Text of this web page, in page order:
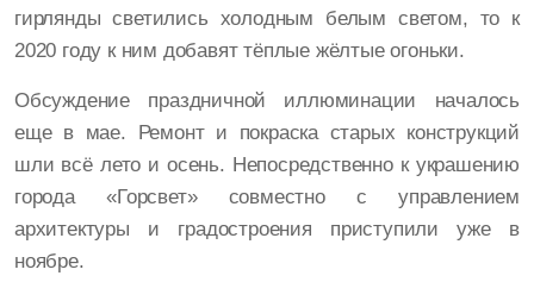
гирлянды светились холодным белым светом, то к
2020 году к ним добавят тёплые жёлтые огоньки.
Обсуждение праздничной иллюминации началось
еще в мае. Ремонт и покраска старых конструкций
шли всё лето и осень. Непосредственно к украшению
города «Горсвет» совместно с управлением
архитектуры и градостроения приступили уже в
ноябре.